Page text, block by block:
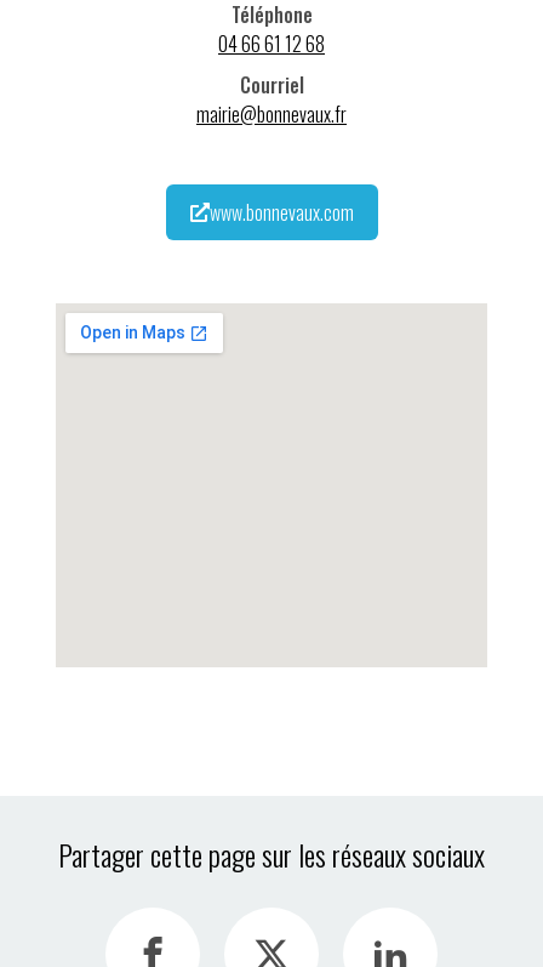
Téléphone
04 66 61 12 68
Courriel
mairie@bonnevaux.fr
www.bonnevaux.com
Partager cette page sur les réseaux sociaux